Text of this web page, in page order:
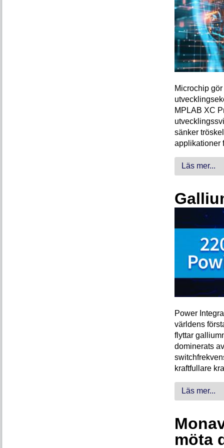
Microchip
MPLAB XC
sänker
applikationer
Läs mer...
Power
världens
flyttar
dominerats
kraftfullare
Läs mer...
möta